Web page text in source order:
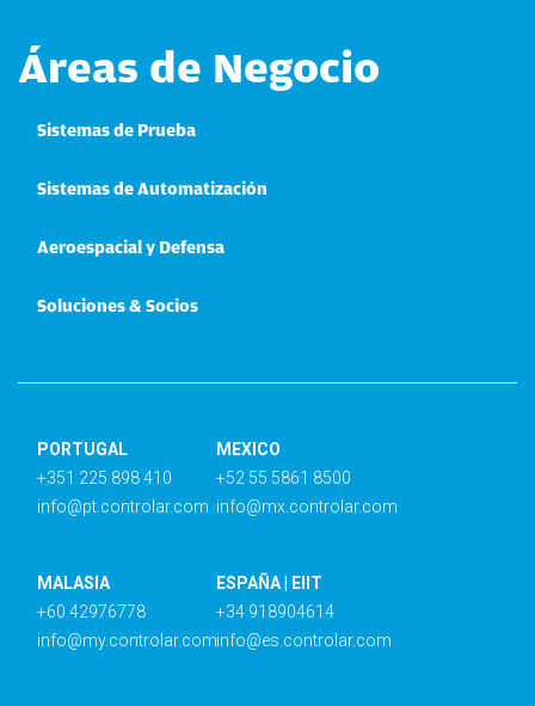
Áreas de Negocio
Sistemas de Prueba
Sistemas de Automatización
Aeroespacial y Defensa
Soluciones & Socios
PORTUGAL
+351 225 898 410
info@pt.controlar.com
MEXICO
+52 55 5861 8500
info@mx.controlar.com
MALASIA
+60 42976778
info@my.controlar.com
ESPAÑA | EIIT
+34 918904614
info@es.controlar.com